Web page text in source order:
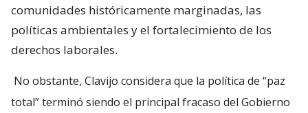
comunidades históricamente marginadas, las
políticas ambientales y el fortalecimiento de los
derechos laborales.
No obstante, Clavijo considera que la política de “paz
total” terminó siendo el principal fracaso del Gobierno